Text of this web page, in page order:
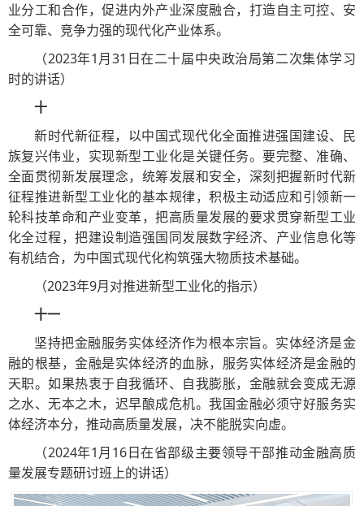
业分工和合作，促进内外产业深度融合，打造自主可控、安
全可靠、竞争力强的现代化产业体系。
（2023年1月31日在二十届中央政治局第二次集体学习
时的讲话）
十
新时代新征程，以中国式现代化全面推进强国建设、民
族复兴伟业，实现新型工业化是关键任务。要完整、准确、
全面贯彻新发展理念，统筹发展和安全，深刻把握新时代新
征程推进新型工业化的基本规律，积极主动适应和引领新一
轮科技革命和产业变革，把高质量发展的要求贯穿新型工业
化全过程，把建设制造强国同发展数字经济、产业信息化等
有机结合，为中国式现代化构筑强大物质技术基础。
（2023年9月对推进新型工业化的指示）
十一
坚持把金融服务实体经济作为根本宗旨。实体经济是金
融的根基，金融是实体经济的血脉，服务实体经济是金融的
天职。如果热衷于自我循环、自我膨胀，金融就会变成无源
之水、无本之木，迟早酿成危机。我国金融必须守好服务实
体经济本分，推动高质量发展，决不能脱实向虚。
（2024年1月16日在省部级主要领导干部推动金融高质
量发展专题研讨班上的讲话）